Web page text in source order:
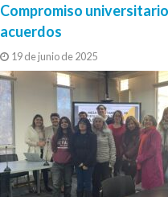
Compromiso
acuerdos
19 de junio de 2025